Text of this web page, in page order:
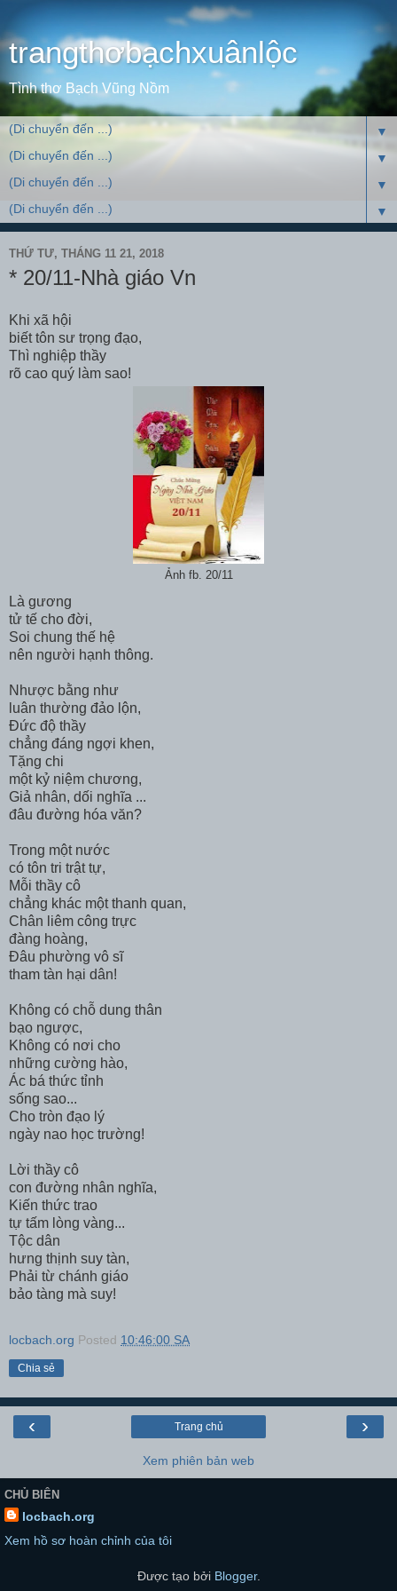
trangthơbạchxuânlộc
Tình thơ Bạch Vũng Nồm
▼
▼
▼
▼
THỨ TƯ, THÁNG 11 21, 2018
* 20/11-Nhà giáo Vn
Khi xã hội
biết tôn sư trọng đạo,
Thì nghiệp thầy
rõ cao quý làm sao!
Ảnh fb. 20/11
Là gương
tử tế cho đời,
Soi chung thế hệ
nên người hạnh thông.
Nhược bằng như
luân thường đảo lộn,
Đức độ thầy
chẳng đáng ngợi khen,
Tặng chi
một kỷ niệm chương,
Giả nhân, dối nghĩa ...
đâu đường hóa văn?
Trong một nước
có tôn tri trật tự,
Mỗi thầy cô
chẳng khác một thanh quan,
Chân liêm công trực
đàng hoàng,
Đâu phường vô sĩ
tham tàn hại dân!
Không có chỗ dung thân
bạo ngược,
Không có nơi cho
những cường hào,
Ác bá thức tỉnh
sống sao...
Cho tròn đạo lý
ngày nao học trường!
Lời thầy cô
con đường nhân nghĩa,
Kiến thức trao
tự tấm lòng vàng...
Tộc dân
hưng thịnh suy tàn,
Phải từ chánh giáo
bảo tàng mà suy!
locbach.org Posted 10:46:00 SA
Chia sẻ
‹ ›
Trang chủ
Xem phiên bản web
CHỦ BIÊN
locbach.org
Xem hồ sơ hoàn chỉnh của tôi
Được tạo bởi Blogger.